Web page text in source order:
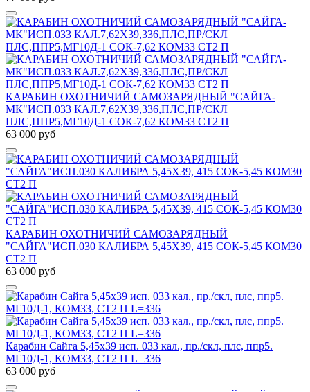
КАРАБИН ОХОТНИЧИЙ САМОЗАРЯДНЫЙ "САЙГА-
МК"ИСП.033 КАЛ.7,62Х39,336,ПЛС,ПР/СКЛ
ПЛС,ППР5,МГ10Д-1 СОК-7,62 КОМ33 СТ2 П
63 000 руб
КАРАБИН ОХОТНИЧИЙ САМОЗАРЯДНЫЙ
"САЙГА"ИСП.030 КАЛИБРА 5,45Х39, 415 СОК-5,45 КОМ30
СТ2 П
63 000 руб
Карабин Сайга 5,45х39 исп. 033 кал., пр./скл, плс, ппр5.
МГ10Д-1, КОМ33, СТ2 П L=336
63 000 руб